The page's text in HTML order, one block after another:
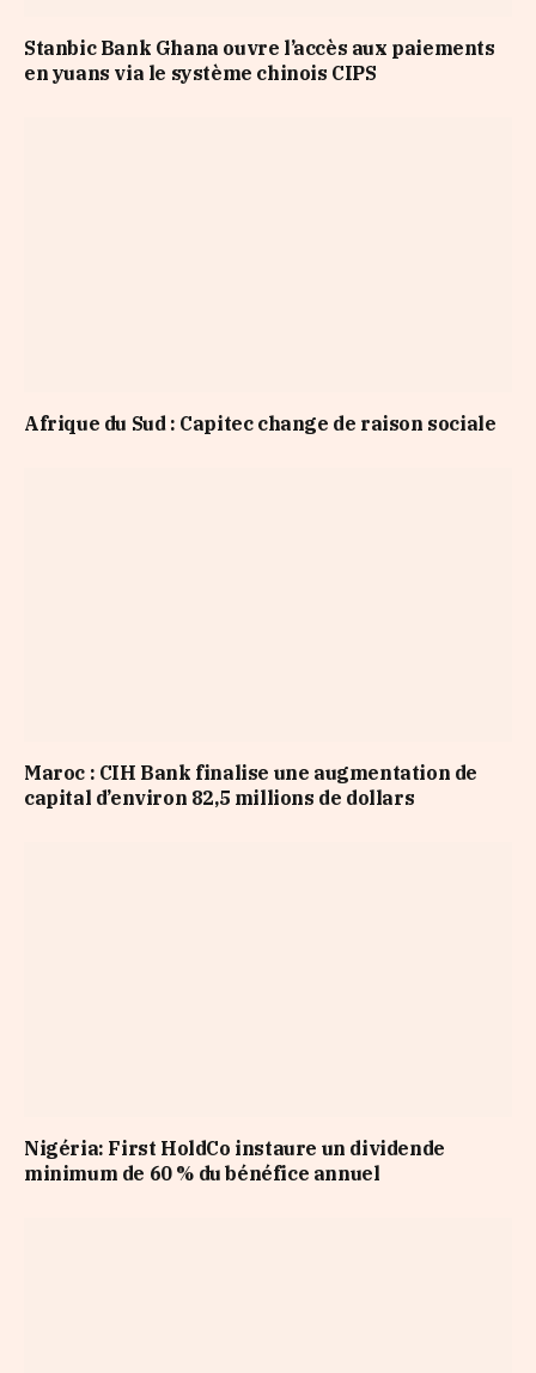
Stanbic Bank Ghana ouvre l’accès aux paiements
en yuans via le système chinois CIPS
Afrique du Sud : Capitec change de raison sociale
Maroc : CIH Bank finalise une augmentation de
capital d’environ 82,5 millions de dollars
Nigéria: First HoldCo instaure un dividende
minimum de 60 % du bénéfice annuel